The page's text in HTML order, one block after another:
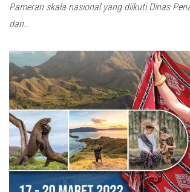
Pameran skala nasional yang diikuti Dinas
dan…